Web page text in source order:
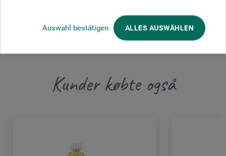
Auswahl bestätigen ALLES AUSWÄHLEN
Kunder købte også